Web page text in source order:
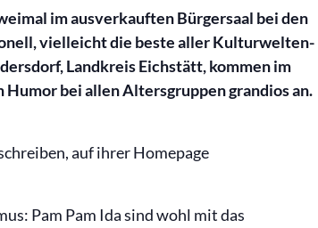
im ausverkauften Bürgersaal bei den
vielleicht die beste aller Kulturwelten-
Landkreis Eichstätt, kommen im
bei allen Altersgruppen grandios an.
auf ihrer Homepage
Pam Pam Ida sind wohl mit das